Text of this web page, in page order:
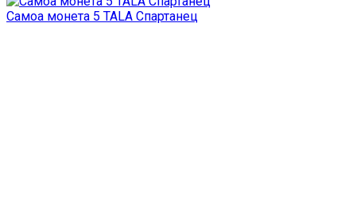
Самоа монета 5 TALA Спартанец